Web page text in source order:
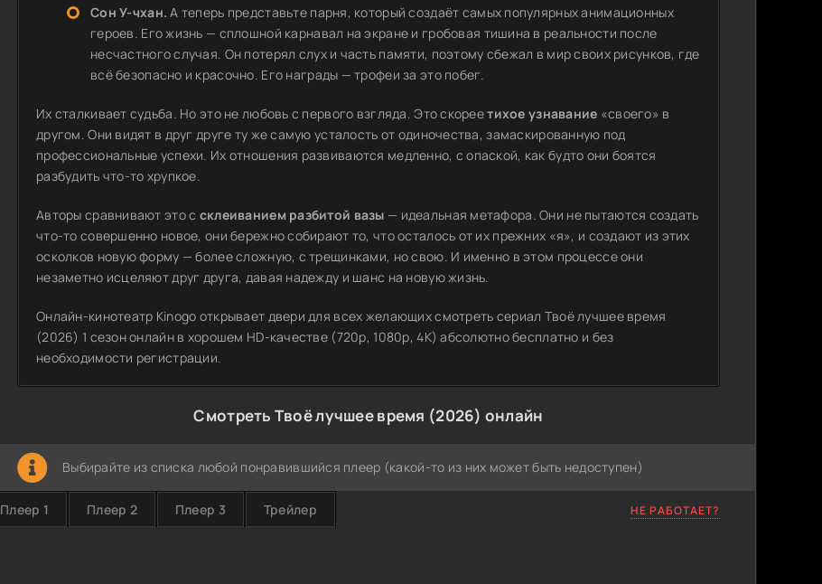
Сон У-чхан. А теперь представьте парня, который создаёт самых популярных анимационных
героев. Его жизнь — сплошной карнавал на экране и гробовая тишина в реальности после
несчастного случая. Он потерял слух и часть памяти, поэтому сбежал в мир своих рисунков, где
всё безопасно и красочно. Его награды — трофеи за это побег.
Их сталкивает судьба. Но это не любовь с первого взгляда. Это скореетихое узнавание «своего» в
другом. Они видят в друг друге ту же самую усталость от одиночества, замаскированную под
профессиональные успехи. Их отношения развиваются медленно, с опаской, как будто они боятся
разбудить что-то хрупкое.
Авторы сравнивают это с склеиванием разбитой вазы — идеальная метафора. Они не пытаются создать
что-то совершенно новое, они бережно собирают то, что осталось от их прежних «я», и создают из этих
осколков новую форму — более сложную, с трещинками, но свою. И именно в этом процессе они
незаметно исцеляют друг друга, давая надежду и шанс на новую жизнь.
Онлайн-кинотеатр Kinogo открывает двери для всех желающих смотреть сериал Твоё лучшее время
(2026) 1 сезон онлайн в хорошем HD-качестве (720p, 1080p, 4K) абсолютно бесплатно и без
необходимости регистрации.
Смотреть Твоё лучшее время (2026) онлайн
Выбирайте из списка любой понравившийся плеер (какой-то из них может быть недоступен)
Плеер 1 Плеер 2 Плеер 3 Трейлер НЕ РАБОТАЕТ?